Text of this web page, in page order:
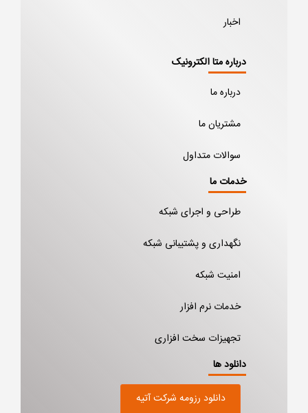
اخبار
درباره متا الکترونیک
درباره ما
مشتریان ما
سوالات متداول
خدمات ما
طراحی و اجرای شبکه
نگهداری و پشتیبانی شبکه
امنیت شبکه
خدمات نرم افزار
تجهیزات سخت افزاری
دانلود ها
دانلود رزومه شرکت آتیه